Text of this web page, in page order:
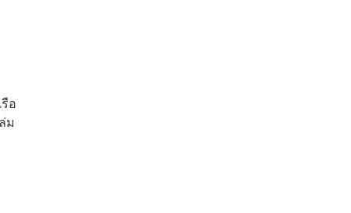
อ
ม